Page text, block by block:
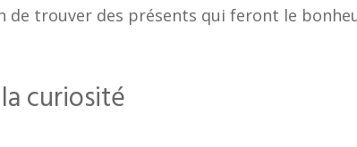
de trouver des présents qui feront le
curiosité